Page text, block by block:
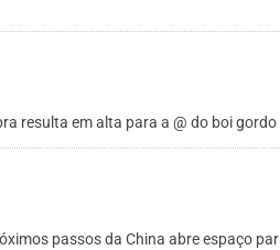
resulta em alta para a @ do boi
passos da China abre espaço